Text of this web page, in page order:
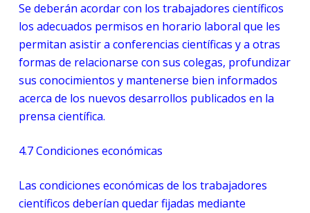
Se deberán acordar con los trabajadores científicos
los adecuados permisos en horario laboral que les
permitan asistir a conferencias científicas y a otras
formas de relacionarse con sus colegas, profundizar
sus conocimientos y mantenerse bien informados
acerca de los nuevos desarrollos publicados en la
prensa científica.
4.7Condiciones económicas
Las condiciones económicas de los trabajadores
científicos deberían quedar fijadas mediante